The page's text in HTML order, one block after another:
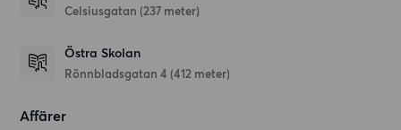
Celsiusgatan (237 meter)
Östra Skolan
Rönnbladsgatan 4 (412 meter)
Affärer